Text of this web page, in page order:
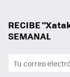
RECIBE
SEMANAL